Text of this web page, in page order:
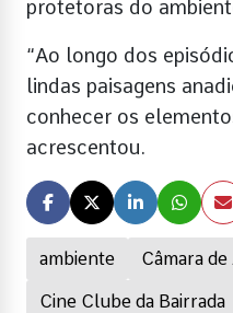
ambiente Câmara de
Cine Clube da Bairrada
protetoras do
“Ao longo dos
lindas paisagens
conhecer os
acrescentou.